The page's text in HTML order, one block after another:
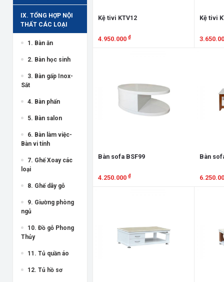
IX. TỔNG HỢP NỘI
THẤT CÁC LOẠI
1. Bàn ăn
2. Bàn học sinh
3. Bàn gấp Inox-
Sắt
4. Bàn phấn
5. Bàn salon
6. Bàn làm việc-
Bàn vi tính
7. Ghế Xoay các
loại
8. Ghế dây gỗ
9. Giường phòng
ngủ
10. Đồ gỗ Phong
Thủy
11. Tủ quần áo
12. Tủ hồ sơ
Kệ tivi KTV12
4.950.000 ₫
Kệ tivi
Bàn sofa BSF99
4.250.000 ₫
Bàn